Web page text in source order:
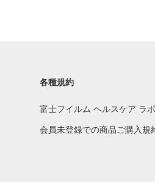
各種規約
富士フイルム ヘルスケア ラ
会員未登録での商品ご購入規